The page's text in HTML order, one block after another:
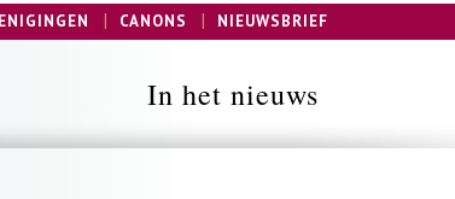
CANONS NIEUWSBRIEF
In het nieuws